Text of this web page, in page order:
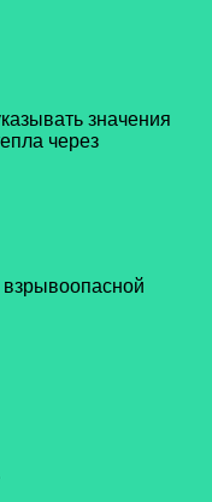
значения
через